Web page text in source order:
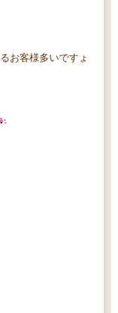
お客様多いですょ